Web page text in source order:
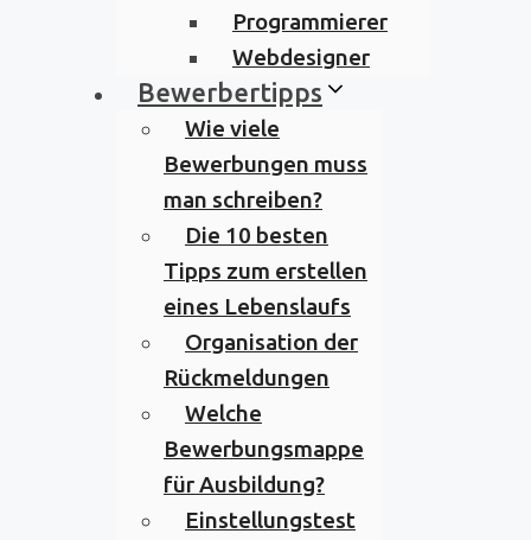
Programmierer
Webdesigner
Bewerbertipps
Wie viele
Bewerbungen muss
man schreiben?
Die 10 besten
Tipps zum erstellen
eines Lebenslaufs
Organisation der
Rückmeldungen
Welche
Bewerbungsmappe
für Ausbildung?
Einstellungstest